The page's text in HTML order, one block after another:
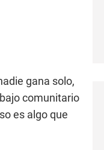
gana solo,
comunitario
es algo que